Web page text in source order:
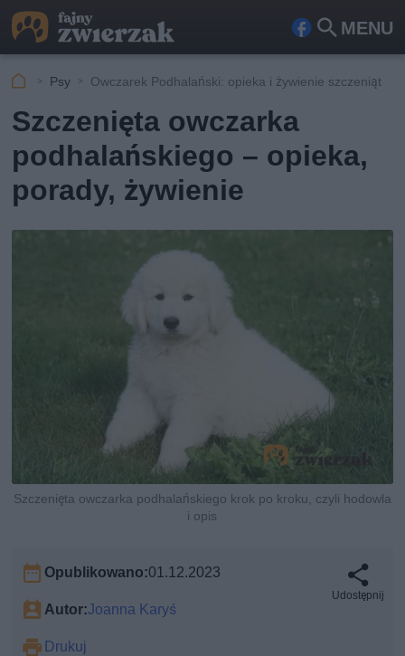
MENU
Fa
ook
Szu
kaj
Psy Owczarek Podhalański: opieka i żywienie szczeniąt
Szczenięta owczarka
podhalańskiego – opieka,
porady, żywienie
Szczenięta owczarka podhalańskiego krok po kroku, czyli hodowla
i opis
Opublikowano:01.12.2023
Autor:Joanna Karyś
Drukuj
Udostępnij